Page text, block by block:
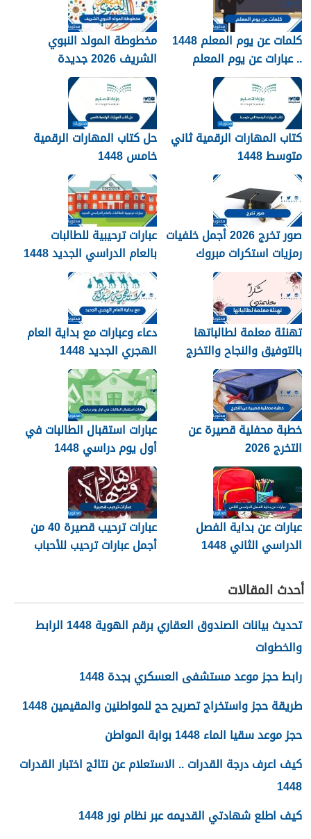
كلمات عن يوم المعلم 1448
.. عبارات عن يوم المعلم
مكتوبة 1448
مخطوطة المولد النبوي
الشريف 2026 جديدة
كتاب المهارات الرقمية ثاني
متوسط 1448
حل كتاب المهارات الرقمية
خامس 1448
صور تخرج 2026 أجمل خلفيات
رمزيات استكرات مبروك
التخرج 1448
عبارات ترحيبية للطالبات
بالعام الدراسي الجديد 1448
بالصور
تهنئة معلمة لطالباتها
بالتوفيق والنجاح والتخرج
2026
دعاء وعبارات مع بداية العام
الهجري الجديد 1448
خطبة محفلية قصيرة عن
التخرج 2026
عبارات استقبال الطالبات في
أول يوم دراسي 1448
عبارات عن بداية الفصل
الدراسي الثاني 1448
عبارات ترحيب قصيرة 40 من
أجمل عبارات ترحيب للأحباب
أحدث المقالات
تحديث بيانات الصندوق العقاري برقم الهوية 1448 الرابط
والخطوات
رابط حجز موعد مستشفى العسكري بجدة 1448
طريقة حجز واستخراج تصريح حج للمواطنين والمقيمين 1448
حجز موعد سقيا الماء 1448 بوابة المواطن
كيف اعرف درجة القدرات .. الاستعلام عن نتائج اختبار القدرات
1448
كيف اطلع شهادتي القديمه عبر نظام نور 1448